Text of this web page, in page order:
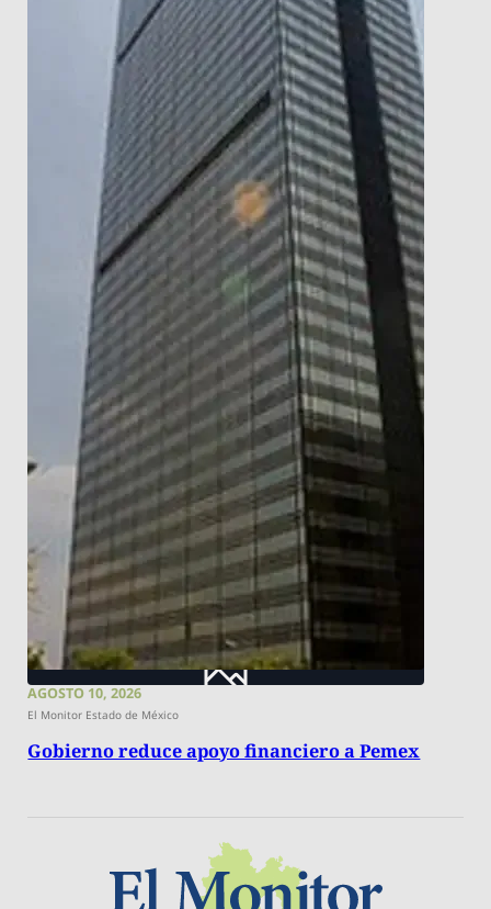
AGOSTO 10, 2026
El Monitor Estado de México
Gobierno reduce apoyo financiero a Pemex